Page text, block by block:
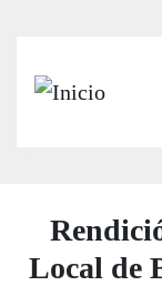
Local de